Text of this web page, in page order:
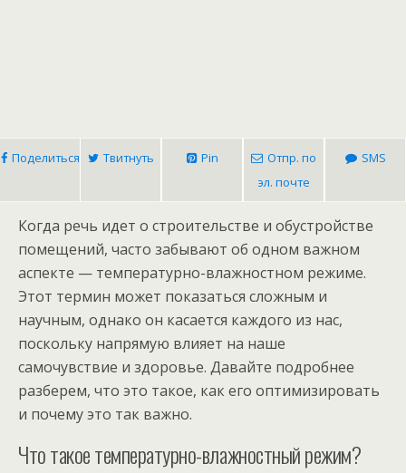
Поделиться Твитнуть Pin
Отпр. по
эл. почте
SMS
Когда речь идет о строительстве и обустройстве
помещений, часто забывают об одном важном
аспекте — температурно-влажностном режиме.
Этот термин может показаться сложным и
научным, однако он касается каждого из нас,
поскольку напрямую влияет на наше
самочувствие и здоровье. Давайте подробнее
разберем, что это такое, как его оптимизировать
и почему это так важно.
Что такое температурно-влажностный режим?